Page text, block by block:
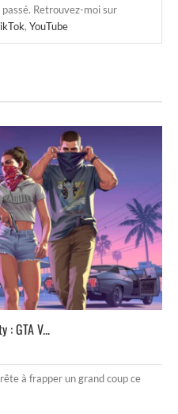
Retrouvez-moi sur
, YouTube
: GTA V...
à frapper un grand coup ce